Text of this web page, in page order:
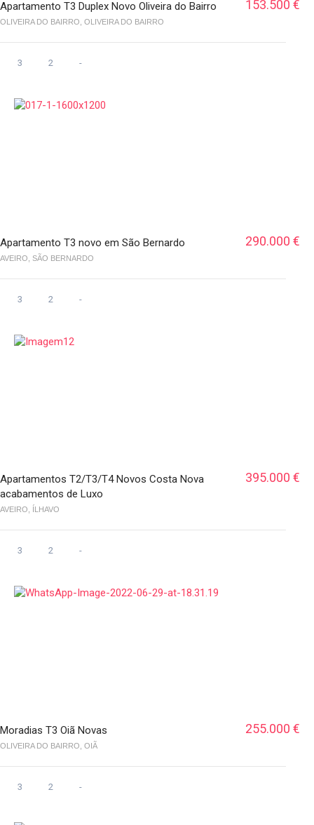
Apartamento T3 Duplex Novo Oliveira do Bairro
OLIVEIRA DO BAIRRO, OLIVEIRA DO BAIRRO
153.500 €
3 2 -
Apartamento T3 novo em São Bernardo
AVEIRO, SÃO BERNARDO
290.000 €
3 2 -
Apartamentos T2/T3/T4 Novos Costa Nova
acabamentos de Luxo
AVEIRO, ÍLHAVO
395.000 €
3 2 -
Moradias T3 Oiã Novas
OLIVEIRA DO BAIRRO, OIÃ
255.000 €
3 2 -